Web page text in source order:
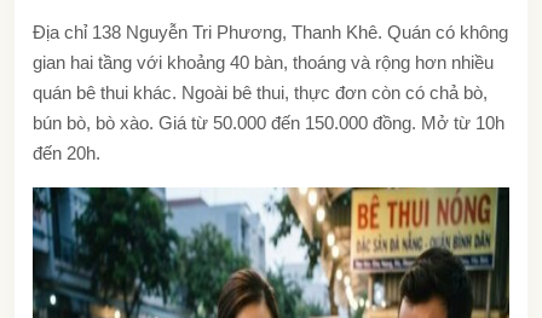
Địa chỉ 138 Nguyễn Tri Phương, Thanh Khê. Quán có không
gian hai tầng với khoảng 40 bàn, thoáng và rộng hơn nhiều
quán bê thui khác. Ngoài bê thui, thực đơn còn có chả bò,
bún bò, bò xào. Giá từ 50.000 đến 150.000 đồng. Mở từ 10h
đến 20h.